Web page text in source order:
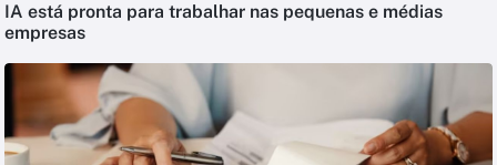
IA está pronta para trabalhar nas pequenas e médias
empresas